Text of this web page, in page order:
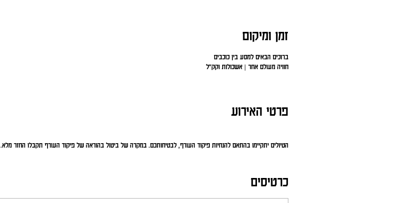
זמן ומיקום
ברוכים הבאים למסע בין כוכבים
חוויה מעולם אחר | אשכולות וקק"ל
פרטי האירוע
הטיולים יתקיימו בהתאם להנחיות פיקוד העורף, לבטיחותכם. במקרה של ביטול בהוראה של פיקוד העורף תקבלו החזר מלא.
כרטיסים